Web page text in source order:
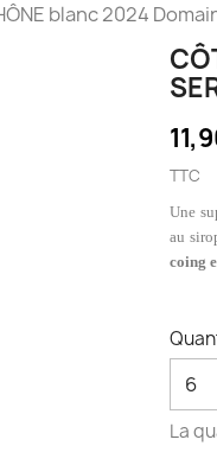
blanc 2024
TTC
Une
au
coing
La